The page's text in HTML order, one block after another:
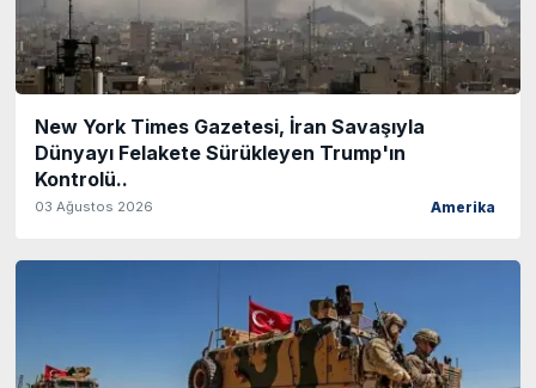
New York Times Gazetesi, İran Savaşıyla
Dünyayı Felakete Sürükleyen Trump'ın
Kontrolü..
03 Ağustos 2026 Amerika